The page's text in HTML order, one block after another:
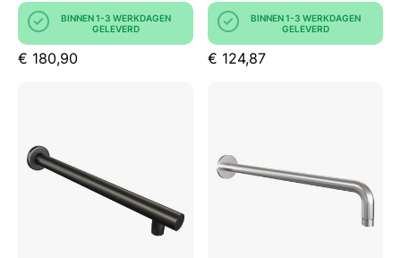
BINNEN 1-3 WERKDAGEN
GELEVERD
€ 180,90
BINNEN 1-3 WERKDAGEN
GELEVERD
€ 124,87